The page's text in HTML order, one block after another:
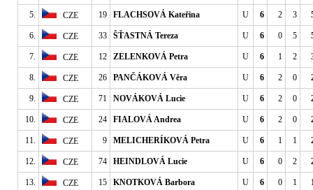
5. CZE 19 FLACHSOVÁ Kateřina U 6 2 3
6. CZE 33 ŠŤASTNÁ Tereza U 6 0 5
7. CZE 12 ZELENKOVÁ Petra U 6 1 2
8. CZE 26 PANČÁKOVÁ Věra U 6 2 0
9. CZE 71 NOVÁKOVÁ Lucie U 6 2 0
10. CZE 24 FIALOVÁ Andrea U 6 2 0
11. CZE 9 MELICHERÍKOVÁ Petra U 6 1 1
12. CZE 74 HEINDLOVÁ Lucie U 6 0 2
13. CZE 15 KNOTKOVÁ Barbora U 6 0 1